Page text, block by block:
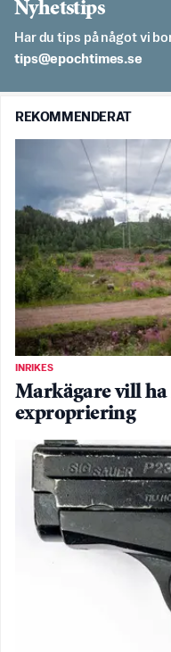
Nyhetstips
Har du tips på något vi
es.semithcope@spit
REKOMMENDERAT
INRIKES
Markägare vill
expropriering